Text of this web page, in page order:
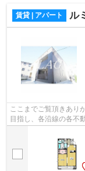
賃貸 | アパート ル
ここまでご覧頂きあり
目指し、各沿線の各不